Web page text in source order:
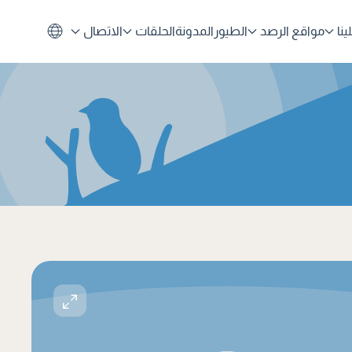
مواقع الرصد الطيور المدونةالحلقات الاتصال